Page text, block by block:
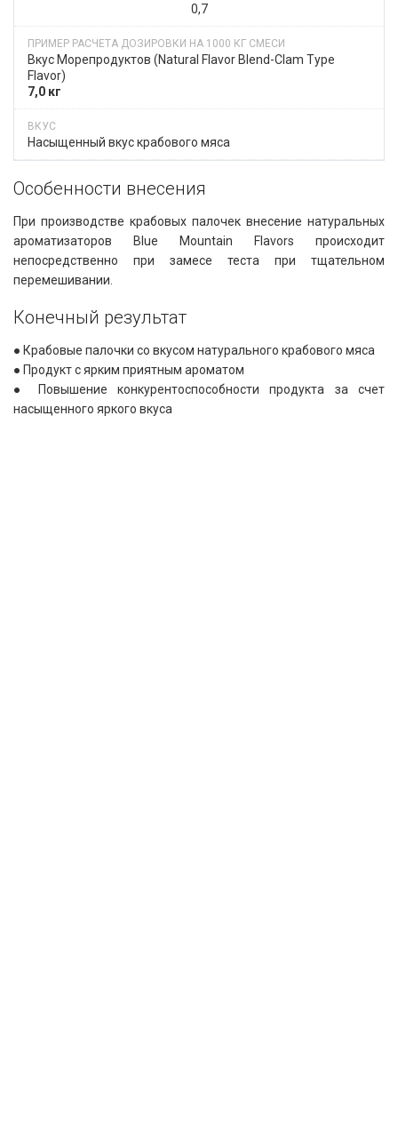
0,7
Вкус Морепродуктов​​ (Natural Flavor Blend-Clam Type
Flavor)
7,0 кг
Насыщенный вкус крабового мяса
Особенности внесения​​
При производстве крабовых палочек внесение натуральных
ароматизаторов Blue Mountain Flavors происходит
непосредственно при замесе теста при тщательном
перемешивании.
Конечный результат
● Крабовые палочки со вкусом натурального крабового мяса
● Продукт с ярким приятным ароматом
● Повышение конкурентоспособности продукта за счет
насыщенного яркого вкуса